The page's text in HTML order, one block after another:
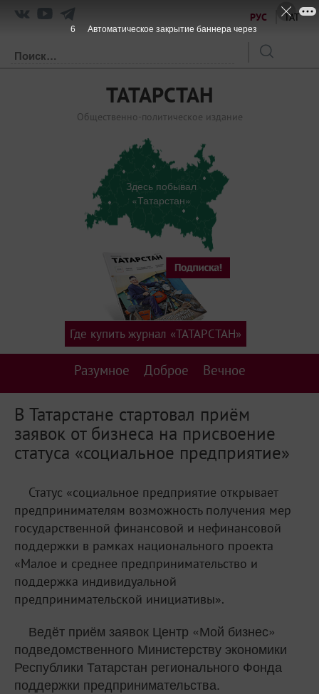
РУС ТАТ
ТАТАРСТАН
Общественно-политическое издание
Здесь побывал
«Татарстан»
Разумное Доброе Вечное
Где купить журнал «ТАТАРСТАН»
В Татарстане стартовал приём
заявок от бизнеса на присвоение
статуса «социальное предприятие»
Статус «социальное предприятие открывает
предпринимателям возможность получения мер
государственной финансовой и нефинансовой
поддержки в рамках национального проекта
«Малое и среднее предпринимательство и
поддержка индивидуальной
предпринимательской инициативы».
Ведёт приём заявок Центр «Мой бизнес»
подведомственного Министерству экономики
Республики Татарстан регионального Фонда
поддержки предпринимательства.
6 Автоматическое закрытие баннера через